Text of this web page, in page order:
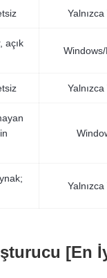
açık
[En